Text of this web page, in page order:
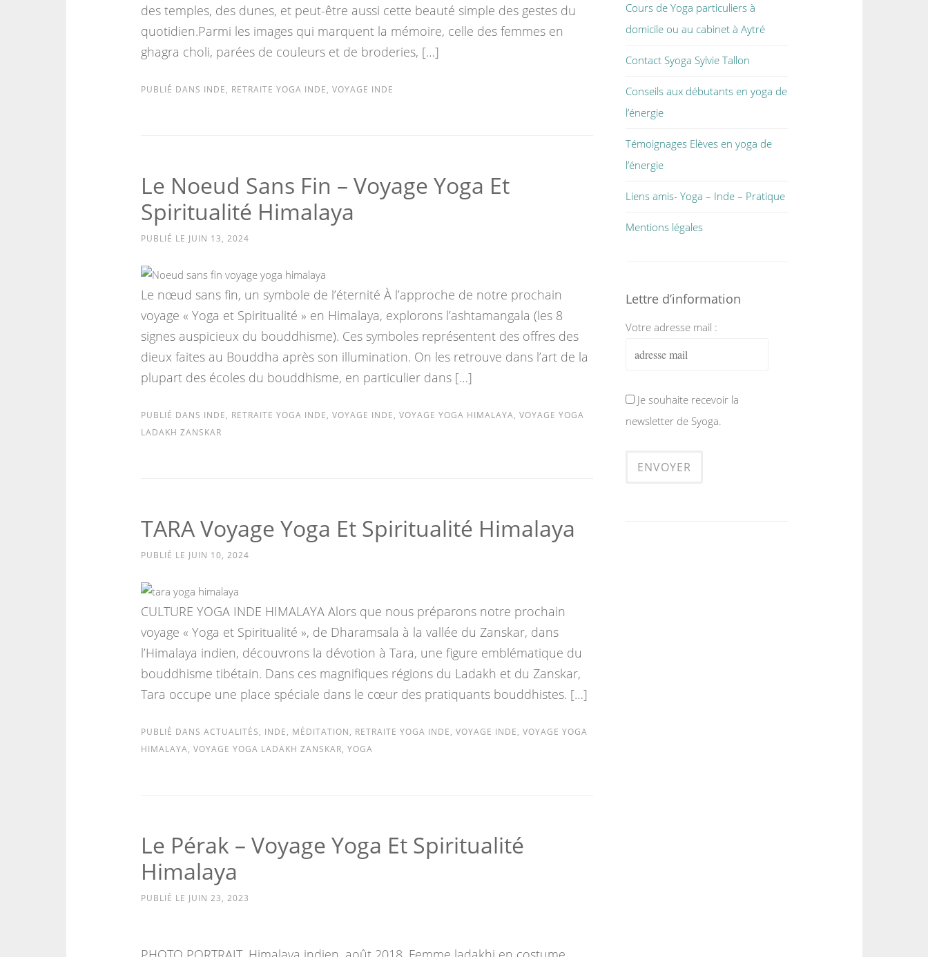
des temples, des dunes, et peut-être aussi cette beauté simple des gestes du
quotidien.Parmi les images qui marquent la mémoire, celle des femmes en
ghagra choli, parées de couleurs et de broderies, […]
PUBLIÉ DANS INDE, RETRAITE YOGA INDE, VOYAGE INDE
Le Noeud Sans Fin – Voyage Yoga Et
Spiritualité Himalaya
PUBLIÉ LE JUIN 13, 2024
Le nœud sans fin, un symbole de l’éternité À l’approche de notre prochain
voyage « Yoga et Spiritualité » en Himalaya, explorons l’ashtamangala (les 8
signes auspicieux du bouddhisme). Ces symboles représentent des offres des
dieux faites au Bouddha après son illumination. On les retrouve dans l’art de la
plupart des écoles du bouddhisme, en particulier dans […]
PUBLIÉ DANS INDE, RETRAITE YOGA INDE, VOYAGE INDE, VOYAGE YOGA HIMALAYA, VOYAGE YOGA
LADAKH ZANSKAR
TARA Voyage Yoga Et Spiritualité Himalaya
PUBLIÉ LE JUIN 10, 2024
CULTURE YOGA INDE HIMALAYA Alors que nous préparons notre prochain
voyage « Yoga et Spiritualité », de Dharamsala à la vallée du Zanskar, dans
l’Himalaya indien, découvrons la dévotion à Tara, une figure emblématique du
bouddhisme tibétain. Dans ces magnifiques régions du Ladakh et du Zanskar,
Tara occupe une place spéciale dans le cœur des pratiquants bouddhistes. […]
PUBLIÉ DANS ACTUALITÉS, INDE, MÉDITATION, RETRAITE YOGA INDE, VOYAGE INDE, VOYAGE YOGA
HIMALAYA, VOYAGE YOGA LADAKH ZANSKAR, YOGA
Le Pérak – Voyage Yoga Et Spiritualité
Himalaya
PUBLIÉ LE JUIN 23, 2023
Cours de Yoga particuliers à
domicile ou au cabinet à Aytré
Contact Syoga Sylvie Tallon
Conseils aux débutants en yoga de
l’énergie
Témoignages Elèves en yoga de
l’énergie
Liens amis- Yoga – Inde – Pratique
Mentions légales
Lettre d’information
Votre adresse mail :
Je souhaite recevoir la
newsletter de Syoga.